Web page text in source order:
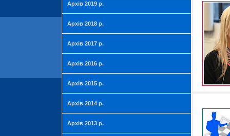
Архів 2019 р.
Архів 2018 р.
Архів 2017 р.
Архів 2016 р.
Архів 2015 р.
Архів 2014 р.
Архів 2013 р.